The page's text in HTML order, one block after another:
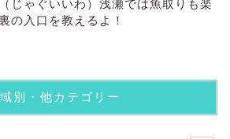
じゃぐいいわ）浅瀬では魚取りも楽
の入口を教えるよ！
別・他カテゴリー